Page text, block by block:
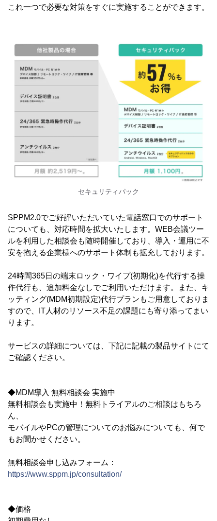
これ一つで必要な対策をすぐに実施することができます。
セキュリティパック
SPPM2.0でご好評いただいていた電話窓口でのサポート
についても、対応時間を拡大いたします。WEB会議ツー
ルを利用した相談会も随時開催しており、導入・運用に不
安を抱える企業様へのサポート体制も拡充しております。
24時間365日の端末ロック・ワイプ(初期化)を代行する操
作代行も、追加料金なしでご利用いただけます。また、キ
ッティング(MDM初期設定)代行プランもご用意しておりま
すので、IT人材のリソース不足の課題にも寄り添ってまい
ります。
サービスの詳細については、下記に記載の製品サイトにて
ご確認ください。
◆MDM導入 無料相談会 実施中
無料相談会も実施中！無料トライアルのご相談はもちろ
ん、
モバイルやPCの管理についてのお悩みについても、何で
もお聞かせください。
無料相談会申し込みフォーム：
https://www.sppm.jp/consultation/
◆価格